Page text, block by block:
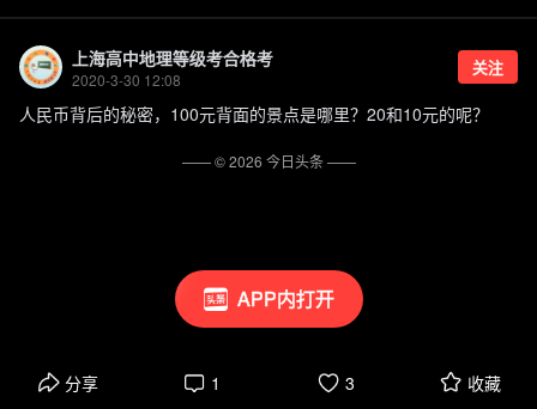
APP内打开
上海高中地理等级考合格考
2020-3-30 12:08
关注
人民币背后的秘密，100元背面的景点是哪里？20和10元的呢？
分享 1 3 收藏
—— ©2026 今日头条——